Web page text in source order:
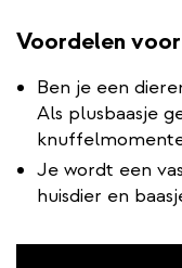
Voordelen
Ben je een
Als plusbaasje
Je wordt een
huisdier en